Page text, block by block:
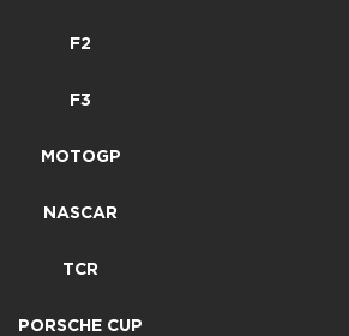
F2
F3
MOTOGP
NASCAR
TCR
PORSCHE CUP